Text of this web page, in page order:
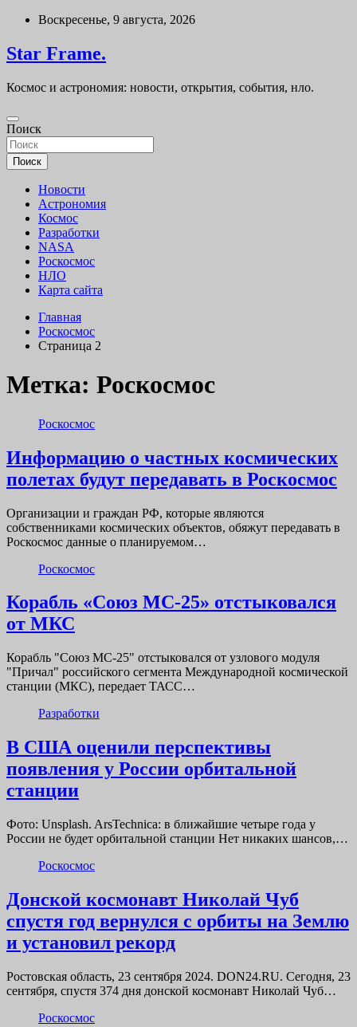
Перейти
содержимому
Воскресенье, 9 августа, 2026
Star Frame.
Космос и астрономия: новости, открытия, события, нло.
Поиск
Поиск
Новости
Астрономия
Космос
Разработки
NASA
Роскосмос
НЛО
Карта сайта
Главная
Роскосмос
Страница 2
Метка: Роскосмос
Роскосмос
Информацию о частных космических
полетах будут передавать в Роскосмос
Организации и граждан РФ, которые являются
собственниками космических объектов, обяжут передавать в
Роскосмос данные о планируемом…
Роскосмос
Корабль «Союз МС-25» отстыковался
от МКС
Корабль "Союз МС-25" отстыковался от узлового модуля
"Причал" российского сегмента Международной космической
станции (МКС), передает ТАСС…
Разработки
В США оценили перспективы
появления у России орбитальной
станции
Фото: Unsplash. ArsTechnica: в ближайшие четыре года у
России не будет орбитальной станции Нет никаких шансов,…
Роскосмос
Донской космонавт Николай Чуб
спустя год вернулся с орбиты на Землю
и установил рекорд
Ростовская область, 23 сентября 2024. DON24.RU. Сегодня, 23
сентября, спустя 374 дня донской космонавт Николай Чуб…
Роскосмос